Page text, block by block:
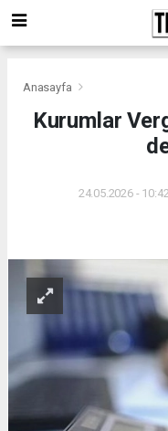
Anasayfa
Kurumlar
24.05.2026 -